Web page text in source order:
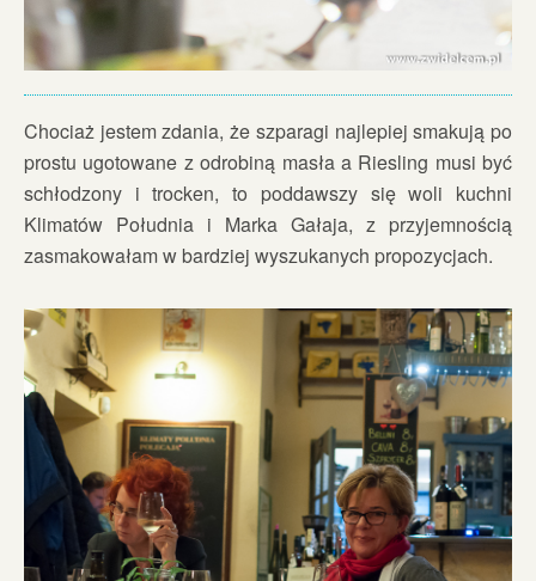
Chociaż jestem zdania, że szparagi najlepiej smakują po
prostu ugotowane z odrobiną masła a Riesling musi być
schłodzony i trocken, to poddawszy się woli kuchni
Klimatów Południa i Marka Gałaja, z przyjemnością
zasmakowałam w bardziej wyszukanych propozycjach.